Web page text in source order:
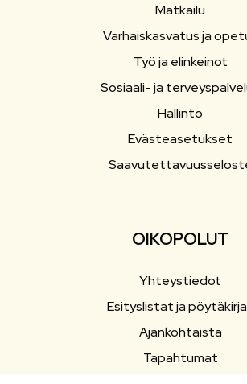
Matkailu
Varhaiskasvatus ja
Työ ja elinkeinot
Sosiaali- ja
Hallinto
Evästeasetukset
OIKOPOLUT
Yhteystiedot
Esityslistat ja
Ajankohtaista
Tapahtumat